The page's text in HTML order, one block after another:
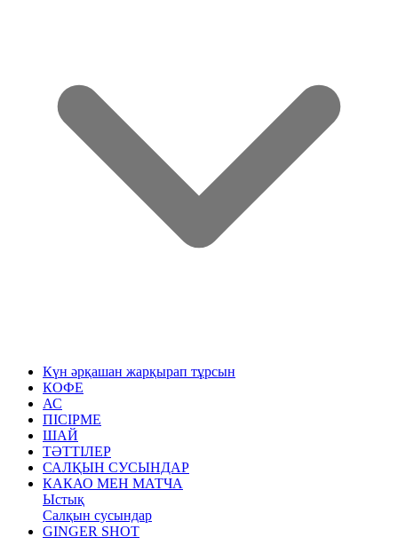
Күн әрқашан жарқырап тұрсын
КОФЕ
АС
ПІСІРМЕ
ШАЙ
ТӘТТІЛЕР
САЛҚЫН СУСЫНДАР
КАКАО МЕН МАТЧА
Ыстық
Салқын сусындар
GINGER SHOT